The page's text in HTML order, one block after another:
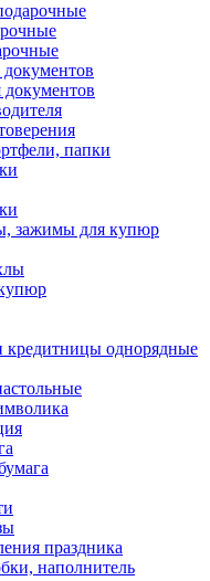
папки
зажимы для купюр
однорядные
праздника
наполнитель